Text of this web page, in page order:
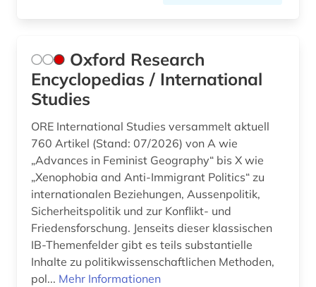
Oxford Research
Encyclopedias / International
Studies
ORE International Studies versammelt aktuell
760 Artikel (Stand: 07/2026) von A wie
„Advances in Feminist Geography“ bis X wie
„Xenophobia and Anti-Immigrant Politics“ zu
internationalen Beziehungen, Aussenpolitik,
Sicherheitspolitik und zur Konflikt- und
Friedensforschung. Jenseits dieser klassischen
IB-Themenfelder gibt es teils substantielle
Inhalte zu politikwissenschaftlichen Methoden,
pol... Mehr Informationen